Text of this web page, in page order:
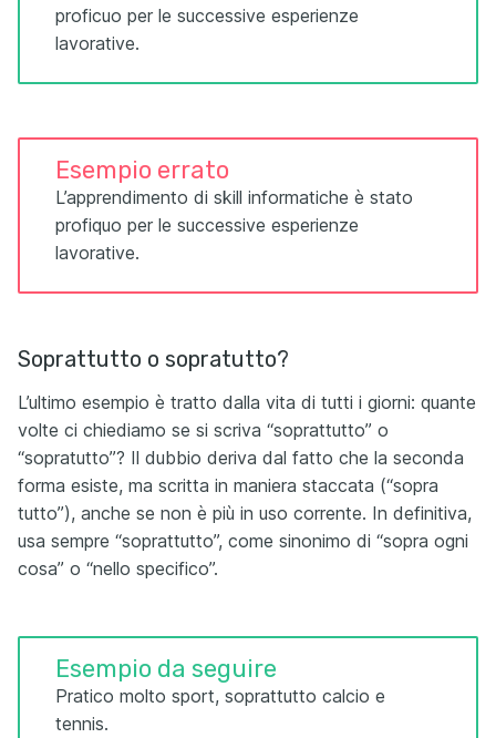
proficuo per le successive esperienze
lavorative.
Esempio errato
L’apprendimento di skill informatiche è stato
profiquo per le successive esperienze
lavorative.
Soprattutto o sopratutto?
L’ultimo esempio è tratto dalla vita di tutti i giorni: quante
volte ci chiediamo se si scriva “soprattutto” o
“sopratutto”? Il dubbio deriva dal fatto che la seconda
forma esiste, ma scritta in maniera staccata (“sopra
tutto”), anche se non è più in uso corrente. In definitiva,
usa sempre “soprattutto”, come sinonimo di “sopra ogni
cosa” o “nello specifico”.
Esempio da seguire
Pratico molto sport, soprattutto calcio e
tennis.